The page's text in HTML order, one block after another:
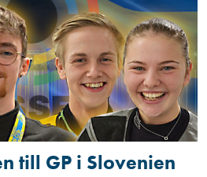
till GP i Slovenien